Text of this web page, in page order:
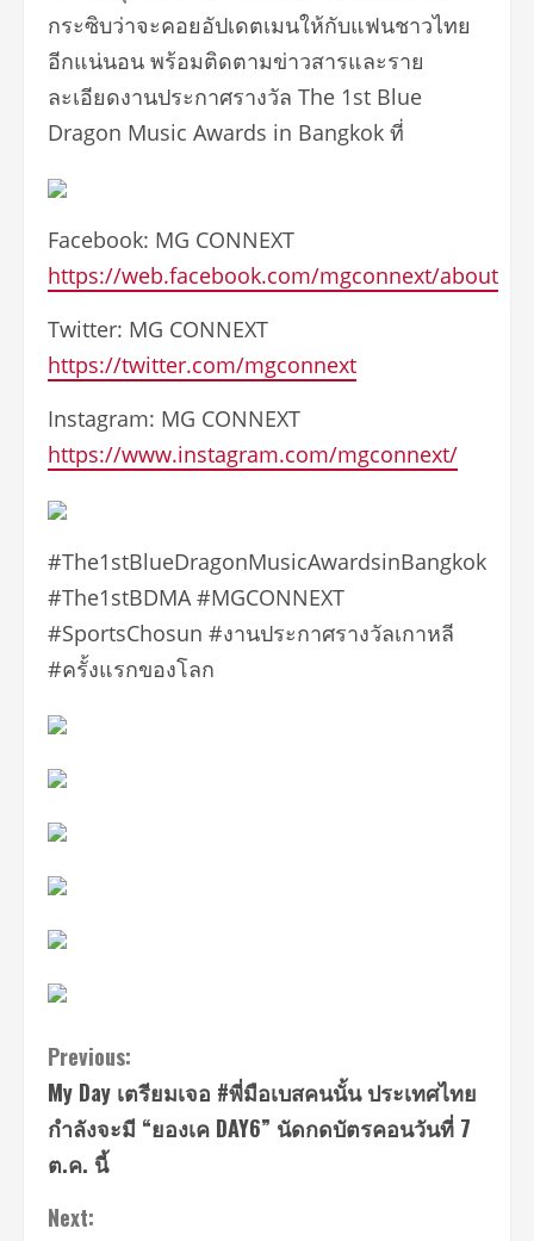
กระซิบว่าจะคอยอัปเดตเมนให้กับแฟนชาวไทย
อีกแน่นอน พร้อมติดตามข่าวสารและราย
ละเอียดงานประกาศรางวัล The 1st Blue
Dragon Music Awards in Bangkok ที่
Facebook: MG CONNEXT
https://web.facebook.com/mgconnext/about
Twitter: MG CONNEXT
https://twitter.com/mgconnext
Instagram: MG CONNEXT
https://www.instagram.com/mgconnext/
#The1stBlueDragonMusicAwardsinBangkok
#The1stBDMA #MGCONNEXT
#SportsChosun #งานประกาศรางวัลเกาหลี
#ครั้งแรกของโลก
Continue
Reading
Previous:
My Day เตรียมเจอ #พี่มือเบสคนนั้น ประเทศไทย
กำลังจะมี “ยองเค DAY6” นัดกดบัตรคอนวันที่ 7
ต.ค. นี้
Next: